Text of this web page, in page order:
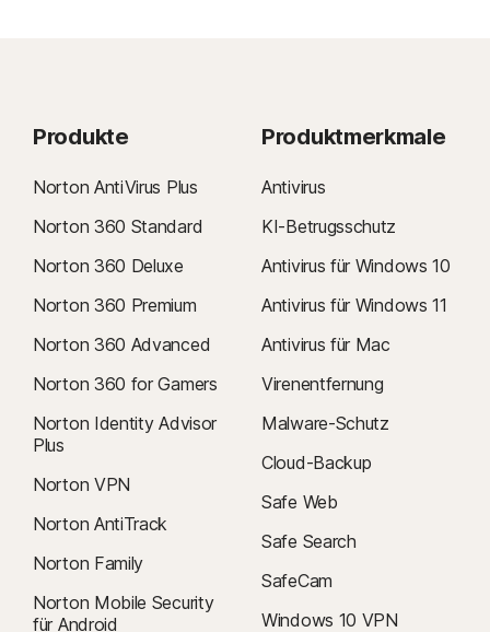
Produkte
Norton AntiVirus Plus
Norton 360 Standard
Norton 360 Deluxe
Norton 360 Premium
Norton 360 Advanced
Norton 360 for Gamers
Norton Identity Advisor
Plus
Norton VPN
Norton AntiTrack
Norton Family
Norton Mobile Security
für Android
Produktmerkmale
Antivirus
KI-Betrugsschutz
Antivirus für Windows 10
Antivirus für Windows 11
Antivirus für Mac
Virenentfernung
Malware-Schutz
Cloud-Backup
Safe Web
Safe Search
SafeCam
Windows 10 VPN